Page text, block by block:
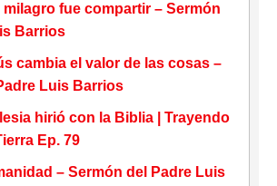
milagro fue compartir – Sermón
Barrios
cambia el valor de las cosas –
Luis Barrios
hirió con la Biblia | Trayendo
Ep. 79
– Sermón del Padre Luis